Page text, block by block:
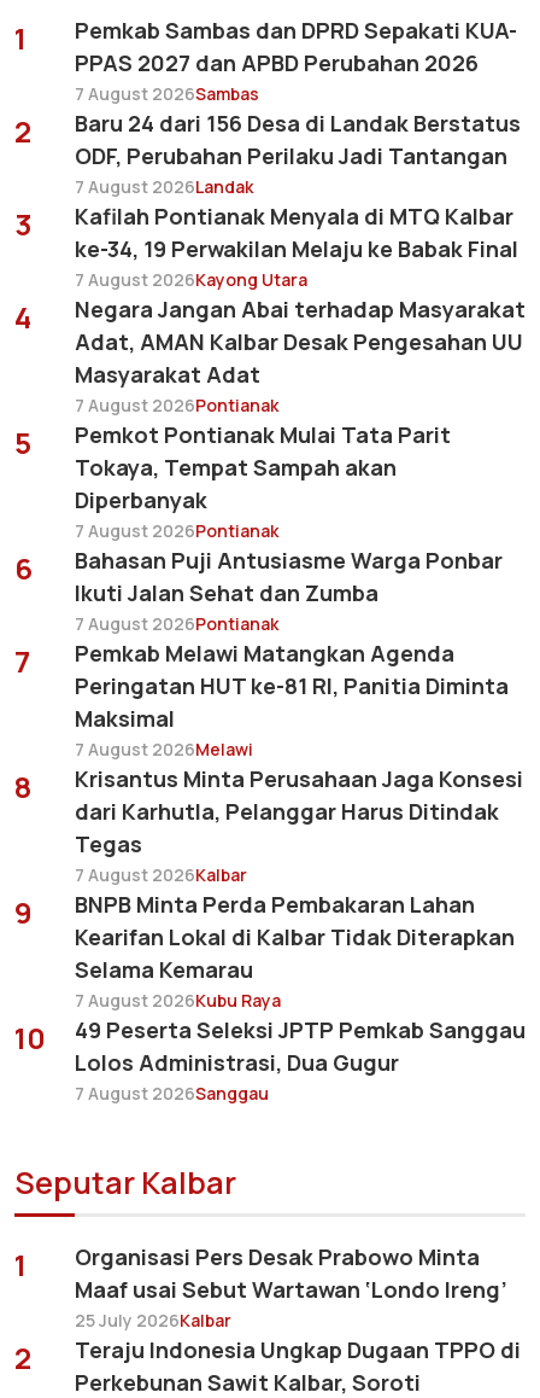
1
Pemkab Sambas dan DPRD Sepakati KUA-
PPAS 2027 dan APBD Perubahan 2026
7 August 2026Sambas
2
Baru 24 dari 156 Desa di Landak Berstatus
ODF, Perubahan Perilaku Jadi Tantangan
7 August 2026Landak
3
Kafilah Pontianak Menyala di MTQ Kalbar
ke-34, 19 Perwakilan Melaju ke Babak Final
7 August 2026Kayong Utara
4
Negara Jangan Abai terhadap Masyarakat
Adat, AMAN Kalbar Desak Pengesahan UU
Masyarakat Adat
7 August 2026Pontianak
5
Pemkot Pontianak Mulai Tata Parit
Tokaya, Tempat Sampah akan
Diperbanyak
7 August 2026Pontianak
6
Bahasan Puji Antusiasme Warga Ponbar
Ikuti Jalan Sehat dan Zumba
7 August 2026Pontianak
7
Pemkab Melawi Matangkan Agenda
Peringatan HUT ke-81 RI, Panitia Diminta
Maksimal
7 August 2026Melawi
8
Krisantus Minta Perusahaan Jaga Konsesi
dari Karhutla, Pelanggar Harus Ditindak
Tegas
7 August 2026Kalbar
9
BNPB Minta Perda Pembakaran Lahan
Kearifan Lokal di Kalbar Tidak Diterapkan
Selama Kemarau
7 August 2026Kubu Raya
10
49 Peserta Seleksi JPTP Pemkab Sanggau
Lolos Administrasi, Dua Gugur
7 August 2026Sanggau
Seputar Kalbar
1
Organisasi Pers Desak Prabowo Minta
Maaf usai Sebut Wartawan ‘Londo Ireng’
25 July 2026Kalbar
2
Teraju Indonesia Ungkap Dugaan TPPO di
Perkebunan Sawit Kalbar, Soroti